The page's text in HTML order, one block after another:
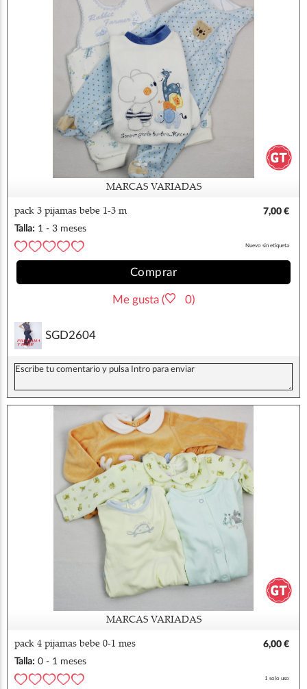
MARCAS VARIADAS
pack 3 pijamas bebe 1-3 m
7,00 €
Talla: 1 - 3 meses
Nuevo sin etiqueta
Comprar
Me gusta ( 0)
SGD2604
MARCAS VARIADAS
pack 4 pijamas bebe 0-1 mes
6,00 €
Talla: 0 - 1 meses
1 solo uso